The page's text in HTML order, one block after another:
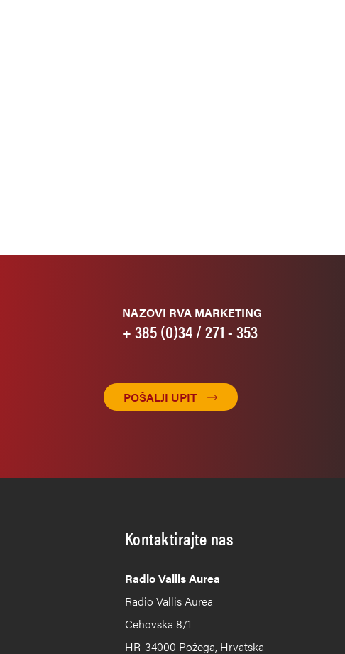
NAZOVI RVA MARKETING
+ 385 (0)34 / 271 - 353
POŠALJI UPIT
Kontaktirajte nas
Radio Vallis Aurea
Radio Vallis Aurea
Cehovska 8/1
HR-34000 Požega, Hrvatska